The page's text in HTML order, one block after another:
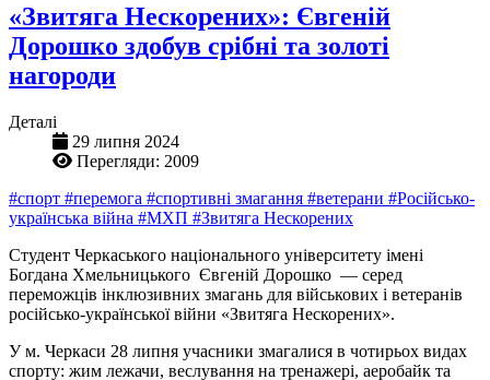
«Звитяга Нескорених»: Євгеній
Дорошко здобув срібні та золоті
нагороди
Деталі
29 липня 2024
Перегляди: 2009
#спорт #перемога #спортивні змагання #ветерани #Російсько-
українська війна #МХП #Звитяга Нескорених
Студент Черкаського національного університету імені
Богдана Хмельницького Євгеній Дорошко — серед
переможців інклюзивних змагань для військових і ветеранів
російсько-української війни «Звитяга Нескорених».
У м. Черкаси 28 липня учасники змагалися в чотирьох видах
спорту: жим лежачи, веслування на тренажері, аеробайк та